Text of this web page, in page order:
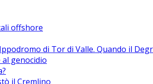
offshore
di Tor di Valle. Quando il
genocidio
il Cremlino